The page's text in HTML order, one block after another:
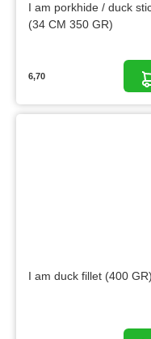
I am porkhide / duck
(34 CM 350 GR)
6,70
I am duck fillet (400 GR)